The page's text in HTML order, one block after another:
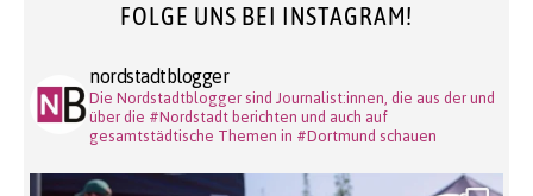
FOLGE UNS BEI INSTAGRAM!
nordstadtblogger
Die Nordstadtblogger sind Journalist:innen, die aus der und
über die #Nordstadt berichten und auch auf
gesamtstädtische Themen in #Dortmund schauen